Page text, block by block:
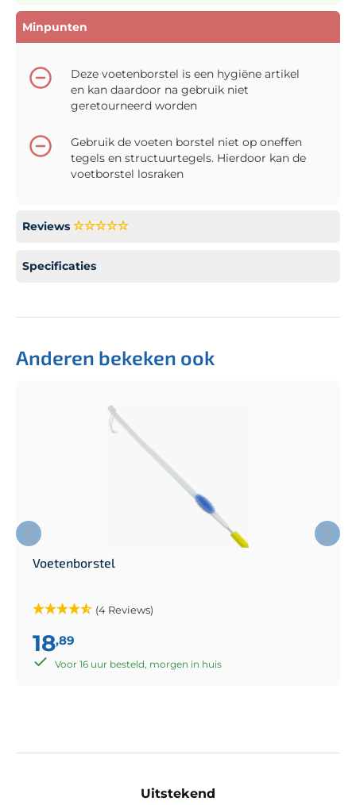
Minpunten
Deze voetenborstel is een hygiëne artikel
en kan daardoor na gebruik niet
geretourneerd worden
Gebruik de voeten borstel niet op oneffen
tegels en structuurtegels. Hierdoor kan de
voetborstel losraken
Reviews
Specificaties
Anderen bekeken ook
Voetenborstel
(4 Reviews)
18,89
Voor 16 uur besteld, morgen in huis
Uitstekend